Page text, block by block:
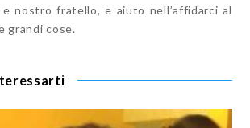
nostro fratello, e aiuto nell’affidarci al
grandi cose.